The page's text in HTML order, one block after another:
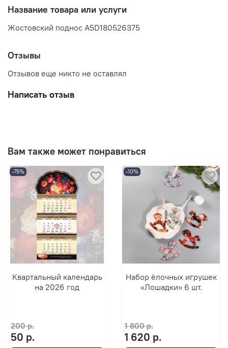
Название товара или услуги
Жостовский поднос A5D180526375
Отзывы
Отзывов еще никто не оставлял
Написать отзыв
Вам также может понравиться
-75%
Квартальный календарь
на 2026 год
200 р.
50 р.
-10%
Набор ёлочных игрушек
«Лошадки» 6 шт.
1 800 р.
1 620 р.